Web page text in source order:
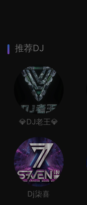
推荐DJ
💎DJ老王💎
Dj柒喜